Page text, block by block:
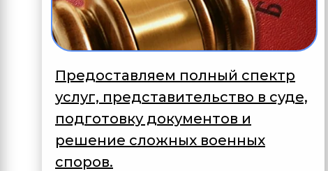
Предоставляем полный спектр
услуг, представительство в суде,
подготовку документов и
решение сложных военных
споров.